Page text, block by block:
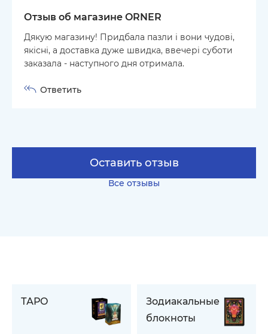
Отзыв об магазине ORNER
Дякую магазину! Придбала пазли і вони чудові,
якісні, а доставка дуже швидка, ввечері суботи
заказала - наступного дня отримала.
Ответить
Все отзывы
Оставить отзыв
ТАРО
Зодиакальные
блокноты